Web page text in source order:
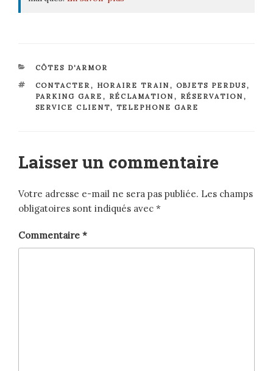
CATÉGORIES
CÔTES D'ARMOR
ÉTIQUETTES
CONTACTER, HORAIRE TRAIN , OBJETS PERDUS,
PARKING GARE , RÉCLAMATION , RÉSERVATION ,
SERVICE CLIENT, TELEPHONE GARE
Laisser un commentaire
Votre adresse e-mail ne sera pas publiée. Les champs
obligatoires sont indiqués avec *
Commentaire *